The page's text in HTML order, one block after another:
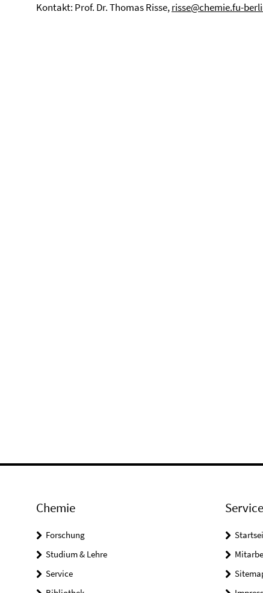
Kontakt: Prof. Dr. Thomas Risse,risse@chemie.fu-
Chemie
Forschung
Studium & Lehre
Service